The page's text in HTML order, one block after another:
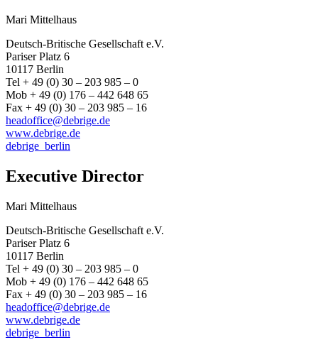
Mari Mittelhaus
Deutsch-Britische Gesellschaft e.V.
Pariser Platz 6
10117 Berlin
Tel + 49 (0) 30 – 203 985 – 0
Mob + 49 (0) 176 – 442 648 65
Fax + 49 (0) 30 – 203 985 – 16
headoffice@debrige.de
www.debrige.de
debrige_berlin
Executive Director
Mari Mittelhaus
Deutsch-Britische Gesellschaft e.V.
Pariser Platz 6
10117 Berlin
Tel + 49 (0) 30 – 203 985 – 0
Mob + 49 (0) 176 – 442 648 65
Fax + 49 (0) 30 – 203 985 – 16
headoffice@debrige.de
www.debrige.de
debrige_berlin